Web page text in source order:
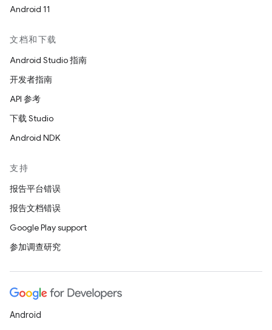
Android 11
文档和下载
Android Studio 指南
开发者指南
API 参考
下载 Studio
Android NDK
支持
报告平台错误
报告文档错误
Google Play support
参加调查研究
Android